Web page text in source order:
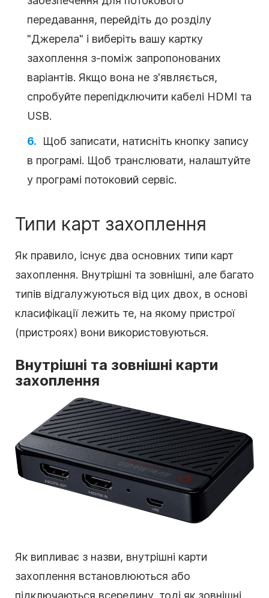
передавання, перейдіть до розділу
"Джерела" і виберіть вашу картку
захоплення з-поміж запропонованих
варіантів. Якщо вона не з'являється,
спробуйте перепідключити кабелі HDMI та
USB.
Щоб записати, натисніть кнопку запису
в програмі. Щоб транслювати, налаштуйте
у програмі потоковий сервіс.
Типи карт захоплення
Як правило, існує два основних типи карт
захоплення. Внутрішні та зовнішні, але багато
типів відгалужуються від цих двох, в основі
класифікації лежить те, на якому пристрої
(пристроях) вони використовуються.
Внутрішні та зовнішні карти
захоплення
Як випливає з назви, внутрішні карти
захоплення встановлюються або
підключаються всередину, тоді як зовнішні